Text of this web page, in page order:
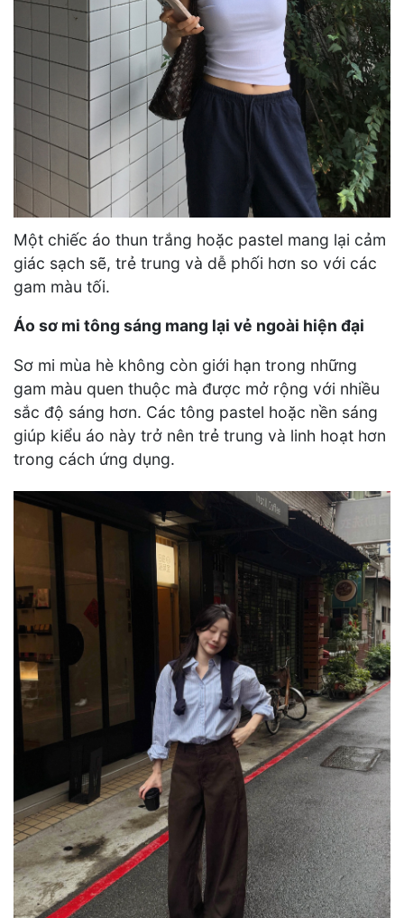
Một chiếc áo thun trắng hoặc pastel mang lại cảm
giác sạch sẽ, trẻ trung và dễ phối hơn so với các
gam màu tối.
Áo sơ mi tông sáng mang lại vẻ ngoài hiện đại
Sơ mi mùa hè không còn giới hạn trong những
gam màu quen thuộc mà được mở rộng với nhiều
sắc độ sáng hơn. Các tông pastel hoặc nền sáng
giúp kiểu áo này trở nên trẻ trung và linh hoạt hơn
trong cách ứng dụng.